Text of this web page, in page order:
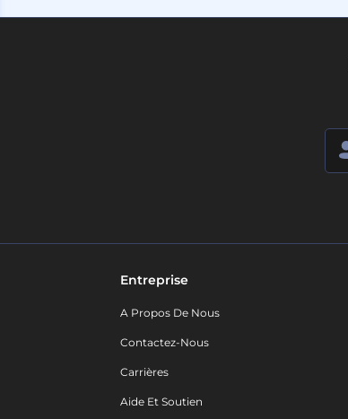
Entreprise
A Propos De Nous
Contactez-Nous
Carrières
Aide Et Soutien